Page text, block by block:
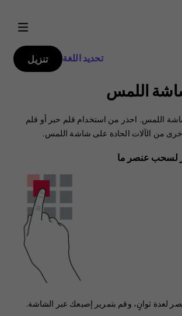
تحديد اللغة تنزيل
اللمس
اللمس. احذر من استخدام قلم حبر أو قلم
من الآلات الحادة على شاشة اللمس.
لسحب عنصر ما
لعدة ثوانٍ، وقم بتمرير إصبعك عبر الشاشة.